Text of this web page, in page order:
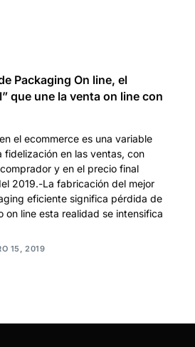
Packaging On line, el
que une la venta on line con
el ecommerce es una variable
fidelización en las ventas, con
y en el precio final
2019.-La fabricación del mejor
eficiente significa pérdida de
on line esta realidad se intensifica
15, 2019